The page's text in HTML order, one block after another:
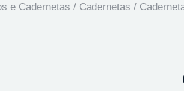
e Cadernetas / Cadernetas /